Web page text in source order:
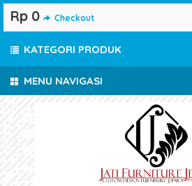
MENU NAVIGASI
Rp 0 Checkout
KATEGORI PRODUK